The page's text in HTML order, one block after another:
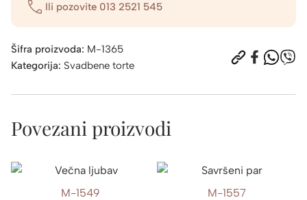
Ili pozovite 013 2521 545
Šifra proizvoda: M-1365
Kategorija: Svadbene torte
Povezani proizvodi
M-1549 M-1557